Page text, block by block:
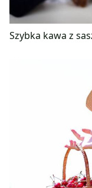
Szybka kawa z